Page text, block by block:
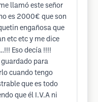
llamó este señor
es 2000€ que son
engañosa que
etc etc y me dice
Eso decía !!!!
para
cuando tengo
que es todo
que él I.V.A ni